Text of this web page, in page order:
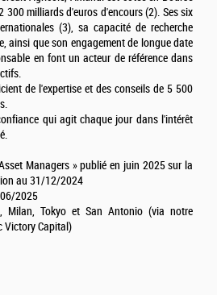
300 milliards d'euros d'encours (2). Ses six
(3), sa capacité de recherche
ainsi que son engagement de longue date
en font un acteur de référence dans
de l'expertise et des conseils de 5 500
qui agit chaque jour dans l'intérêt
Managers » publié en juin 2025 sur la
au 31/12/2024
2025
Milan, Tokyo et San Antonio (via notre
Victory Capital)